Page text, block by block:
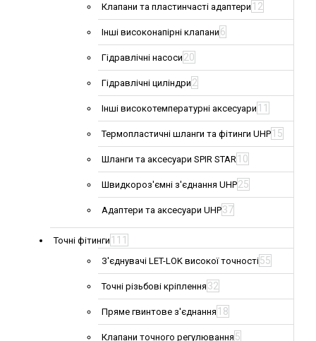
Клапани та пластинчасті адаптери 12
Інші високонапірні клапани 6
Гідравлічні насоси 20
Гідравлічні циліндри 2
Інші високотемпературні аксесуари 11
Термопластичні шланги та фітинги UHP 15
Шланги та аксесуари SPIR STAR 10
Швидкороз'ємні з'єднання UHP25
Адаптери та аксесуари UHP37
Точні фітинги 111
З'єднувачі LET-LOK високої точності55
Точні різьбові кріплення 32
Пряме гвинтове з'єднання 18
Клапани точного регулювання 5